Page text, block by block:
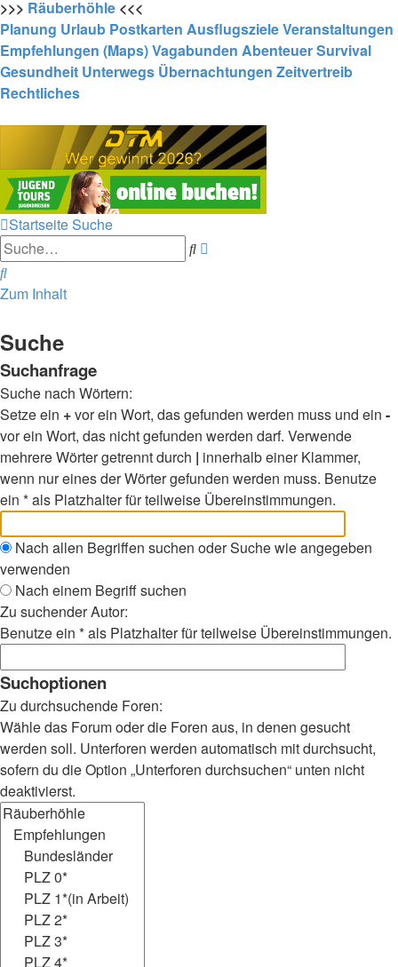
>>> Räuberhöhle <<<
Planung Urlaub Postkarten AusflugszieleVeranstaltungen
Empfehlungen (Maps)Vagabunden AbenteuerSurvival
Gesundheit Unterwegs Übernachtungen Zeitvertreib
Rechtliches
StartseiteSuche
Suche
Suche
Zum Inhalt
Suche
Suchanfrage
Suche nach Wörtern:
Setze ein +vor ein Wort, das gefunden werden muss und ein -
vor ein Wort, das nicht gefunden werden darf. Verwende
mehrere Wörter getrennt durch | innerhalb einer Klammer,
wenn nur eines der Wörter gefunden werden muss. Benutze
ein * als Platzhalter für teilweise Übereinstimmungen.
Nach allen Begriffen suchen oder Suche wie angegeben
verwenden
Nach einem Begriff suchen
Zu suchender Autor:
Benutze ein * als Platzhalter für teilweise Übereinstimmungen.
Suchoptionen
Zu durchsuchende Foren:
Wähle das Forum oder die Foren aus, in denen gesucht
werden soll. Unterforen werden automatisch mit durchsucht,
sofern du die Option „Unterforen durchsuchen“ unten nicht
deaktivierst.